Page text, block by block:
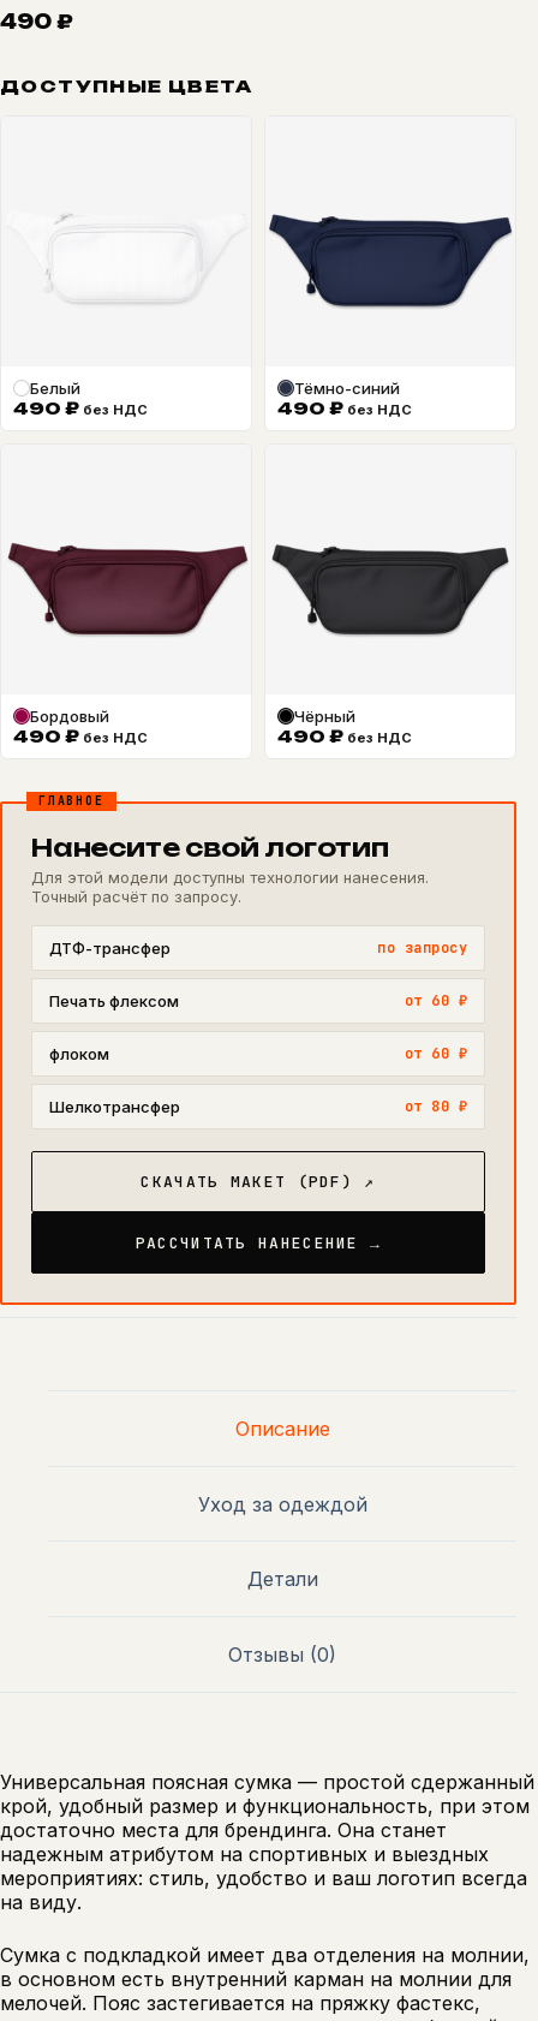
490 ₽
ДОСТУПНЫЕ ЦВЕТА
Белый
490 ₽ без НДС
Тёмно-синий
490₽ без НДС
Бордовый
490 ₽ без НДС
Чёрный
490₽ без НДС
ГЛАВНОЕ
Нанесите свой логотип
Для этой модели доступны технологии нанесения.
Точный расчёт по запросу.
ДТФ-трансфер по запросу
Печать флексом от 60 ₽
флоком от 60 ₽
Шелкотрансфер от 80 ₽
СКАЧАТЬ МАКЕТ (PDF) ↗
РАССЧИТАТЬ НАНЕСЕНИЕ →
Описание
Уход за одеждой
Детали
Отзывы (0)
Универсальная поясная сумка — простой сдержанный
крой, удобный размер и функциональность, при этом
достаточно места для брендинга. Она станет
надежным атрибутом на спортивных и выездных
мероприятиях: стиль, удобство и ваш логотип всегда
на виду.
Сумка с подкладкой имеет два отделения на молнии,
в основном есть внутренний карман на молнии для
мелочей. Пояс застегивается на пряжку фастекс,